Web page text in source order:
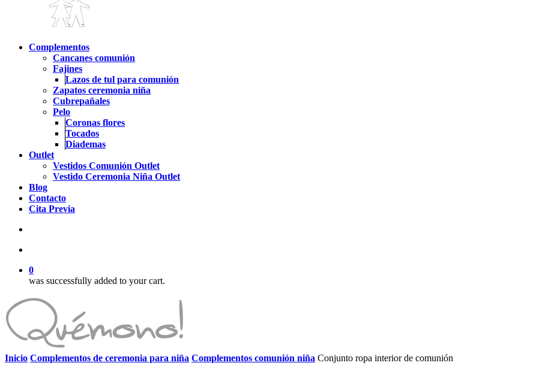
Complementos
Cancanes comunión
Fajines
Lazos de tul para comunión
Zapatos ceremonia niña
Cubrepañales
Pelo
Coronas flores
Tocados
Diademas
Outlet
Vestidos Comunión Outlet
Vestido Ceremonia Niña Outlet
Blog
Contacto
Cita Previa
0
was successfully added to your cart.
Inicio Complementos de ceremonia para niña Complementos comunión niña Conjunto ropa interior de comunión